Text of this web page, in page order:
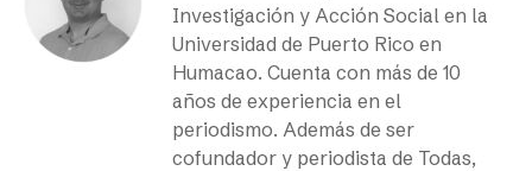
Investigación y Acción Social en la
Universidad de Puerto Rico en
Humacao. Cuenta con más de 10
años de experiencia en el
periodismo. Además de ser
cofundador y periodista de Todas,